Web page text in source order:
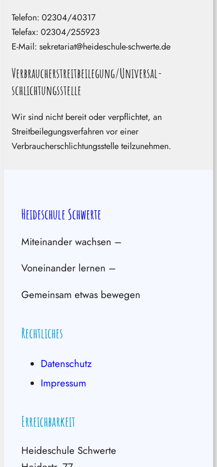
Telefon: 02304/40317
Telefax: 02304/255923
E-Mail: sekretariat@heideschule-schwerte.de
Verbraucher­streit­beilegung/Universal­
Schlichtungs­stelle
Wir sind nicht bereit oder verpflichtet, an
Streitbeilegungsverfahren vor einer
Verbraucherschlichtungsstelle teilzunehmen.
Heideschule Schwerte
Miteinander wachsen –
Voneinander lernen –
Gemeinsam etwas bewegen
Rechtliches
Datenschutz
Impressum
Erreichbarkeit
Heideschule Schwerte